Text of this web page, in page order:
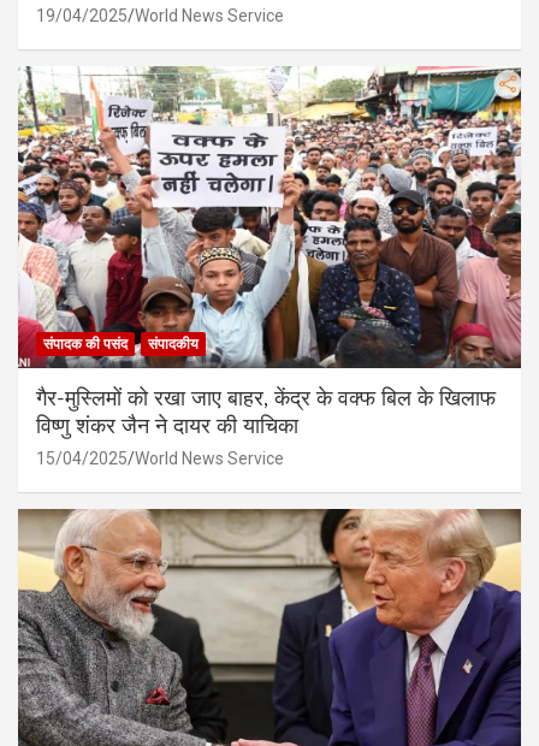
19/04/2025 World News Service
संपादक की पसंद संपादकीय
गैर-मुस्लिमों को रखा जाए बाहर, केंद्र के वक्फ बिल के खिलाफ
विष्णु शंकर जैन ने दायर की याचिका
15/04/2025 World News Service